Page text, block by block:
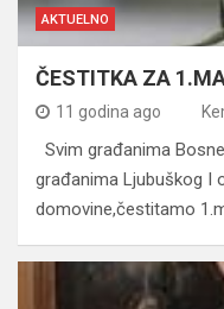
AKTUELNO
ČESTITKA ZA
11 godina ago
Svim građanima
građanima Ljubuškog I
domovine,čestitamo